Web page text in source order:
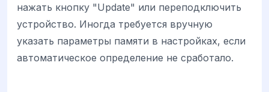
нажать кнопку "Update" или переподключить
устройство. Иногда требуется вручную
указать параметры памяти в настройках, если
автоматическое определение не сработало.